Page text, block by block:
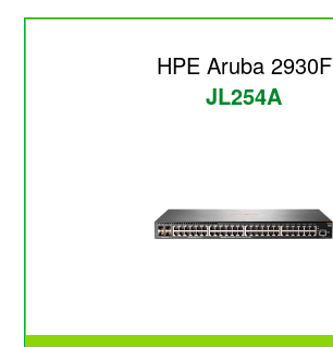
HPE Aruba 2930F
JL254A